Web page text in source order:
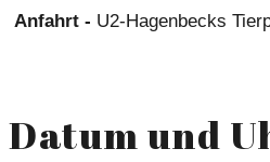
Anfahrt - U2-Hagenbecks
Datum und